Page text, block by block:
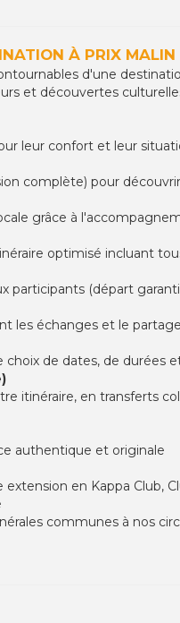
À PRIX MALIN
d'une
et découvertes
leur confort et leur
complète) pour
grâce à
optimisé incluant
(départ
les échanges et le partage
choix de dates, de durées
itinéraire, en transferts
authentique et originale
en Kappa Club,
communes à nos